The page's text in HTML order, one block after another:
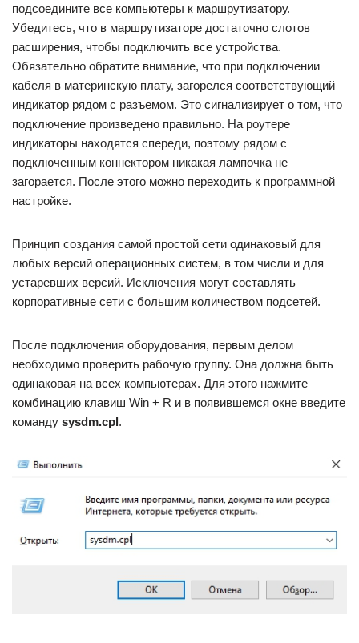
подсоедините все компьютеры к маршрутизатору.
Убедитесь, что в маршрутизаторе достаточно слотов
расширения, чтобы подключить все устройства.
Обязательно обратите внимание, что при подключении
кабеля в материнскую плату, загорелся соответствующий
индикатор рядом с разъемом. Это сигнализирует о том, что
подключение произведено правильно. На роутере
индикаторы находятся спереди, поэтому рядом с
подключенным коннектором никакая лампочка не
загорается. После этого можно переходить к программной
настройке.
Принцип создания самой простой сети одинаковый для
любых версий операционных систем, в том числи и для
устаревших версий. Исключения могут составлять
корпоративные сети с большим количеством подсетей.
После подключения оборудования, первым делом
необходимо проверить рабочую группу. Она должна быть
одинаковая на всех компьютерах. Для этого нажмите
комбинацию клавиш Win + R и в появившемся окне введите
команду sysdm.cpl.